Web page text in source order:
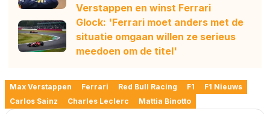
Verstappen en winst Ferrari
Glock: 'Ferrari moet anders met de
situatie omgaan willen ze serieus
meedoen om de titel'
Max Verstappen Ferrari Red Bull Racing F1
F1 Nieuws
Carlos Sainz
Charles Leclerc Mattia Binotto